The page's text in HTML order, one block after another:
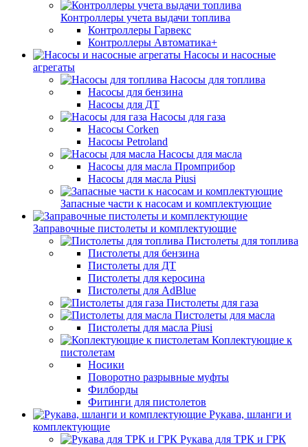
Контроллеры учета выдачи топлива
Контроллеры Гарвекс
Контроллеры Автоматика+
Насосы и насосные
агрегаты
Насосы для топлива
Насосы для бензина
Насосы для ДТ
Насосы для газа
Насосы Corken
Насосы Petroland
Насосы для масла
Насосы для масла Промприбор
Насосы для масла Piusi
Запасные части к насосам и комплектующие
Заправочные пистолеты и комплектующие
Пистолеты для топлива
Пистолеты для бензина
Пистолеты для ДТ
Пистолеты для керосина
Пистолеты для AdBlue
Пистолеты для газа
Пистолеты для масла
Пистолеты для масла Piusi
Коплектующие к
пистолетам
Носики
Поворотно разрывные муфты
Филборды
Фитинги для пистолетов
Рукава, шланги и
комплектующие
Рукава для ТРК и ГРК